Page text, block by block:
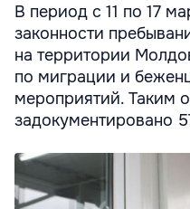
В период с 11 по 17
законности
на территории
по миграции и
мероприятий. Таким
задокументировано